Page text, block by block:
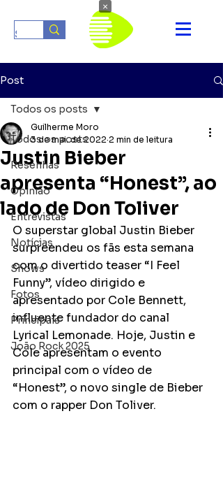
Post
Todos os posts
Resenhas
Opinião
Entrevistas
Notícias
Shows
Fotos
Principais
João Rock 2025
Todos os posts
Justin Bieber
apresenta “Honest”, ao
lado de Don Toliver
Guilherme Moro
3 de mai. de 2022 2 min de leitura
O superstar global Justin Bieber
surpreendeu os fãs esta semana
com o divertido teaser “I Feel
Funny”, vídeo dirigido e
apresentado por Cole Bennett,
influente fundador do canal
Lyrical Lemonade. Hoje, Justin e
Cole apresentam o evento
principal com o vídeo de
“Honest”, o novo single de Bieber
com o rapper Don Toliver.
×